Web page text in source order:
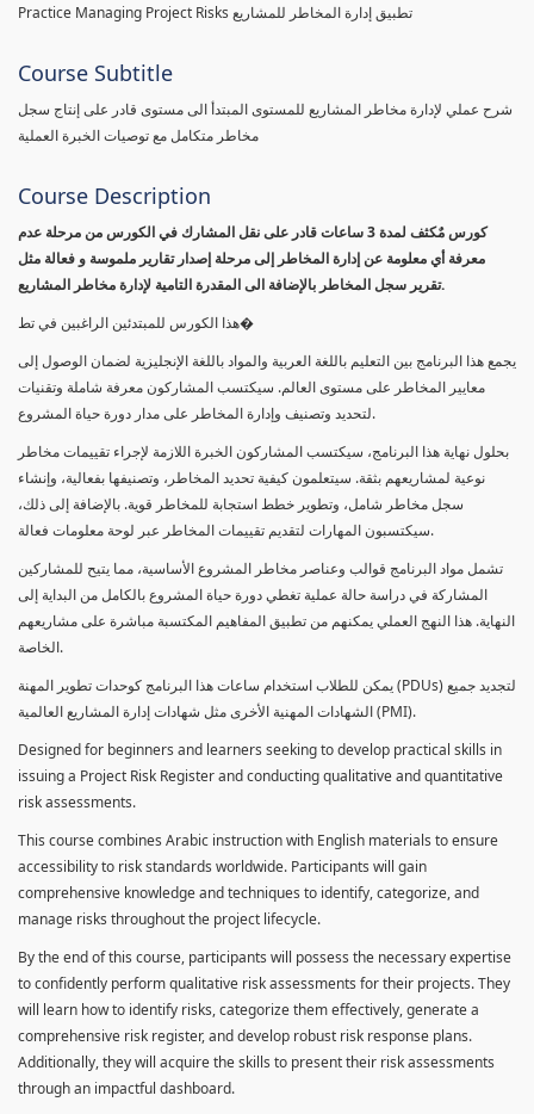
Practice Managing Project Risks تطبيق إدارة المخاطر للمشاريع
Course Subtitle
شرح عملي لإدارة مخاطر المشاريع للمستوى المبتدأ الى مستوى قادر على إنتاج سجل
مخاطر متكامل مع توصيات الخبرة العملية
Course Description
كورس مٌكثف لمدة 3 ساعات قادر على نقل المشارك في الكورس من مرحلة عدم
معرفة أي معلومة عن إدارة المخاطر إلى مرحلة إصدار تقارير ملموسة و فعالة مثل
تقرير سجل المخاطر بالإضافة الى المقدرة التامية لإدارة مخاطر المشاريع.
هذا الكورس للمبتدئين الراغبين في تط�
يجمع هذا البرنامج بين التعليم باللغة العربية والمواد باللغة الإنجليزية لضمان الوصول إلى
معايير المخاطر على مستوى العالم. سيكتسب المشاركون معرفة شاملة وتقنيات
لتحديد وتصنيف وإدارة المخاطر على مدار دورة حياة المشروع.
بحلول نهاية هذا البرنامج، سيكتسب المشاركون الخبرة اللازمة لإجراء تقييمات مخاطر
نوعية لمشاريعهم بثقة. سيتعلمون كيفية تحديد المخاطر، وتصنيفها بفعالية، وإنشاء
سجل مخاطر شامل، وتطوير خطط استجابة للمخاطر قوية. بالإضافة إلى ذلك،
سيكتسبون المهارات لتقديم تقييمات المخاطر عبر لوحة معلومات فعالة.
تشمل مواد البرنامج قوالب وعناصر مخاطر المشروع الأساسية، مما يتيح للمشاركين
المشاركة في دراسة حالة عملية تغطي دورة حياة المشروع بالكامل من البداية إلى
النهاية. هذا النهج العملي يمكنهم من تطبيق المفاهيم المكتسبة مباشرة على مشاريعهم
الخاصة.
يمكن للطلاب استخدام ساعات هذا البرنامج كوحدات تطوير المهنة (PDUs) لتجديد جميع
الشهادات المهنية الأخرى مثل شهادات إدارة المشاريع العالمية (PMI).
Designed for beginners and learners seeking to develop practical skills in
issuing a Project Risk Register and conducting qualitative and quantitative
risk assessments.
This course combines Arabic instruction with English materials to ensure
accessibility to risk standards worldwide. Participants will gain
comprehensive knowledge and techniques to identify, categorize, and
manage risks throughout the project lifecycle.
By the end of this course, participants will possess the necessary expertise
to confidently perform qualitative risk assessments for their projects. They
will learn how to identify risks, categorize them effectively, generate a
comprehensive risk register, and develop robust risk response plans.
Additionally, they will acquire the skills to present their risk assessments
through an impactful dashboard.